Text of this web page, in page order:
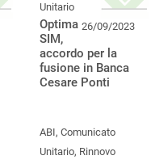
Unitario
26/09/2023
Optima
SIM,
accordo per la
fusione in Banca
Cesare Ponti
ABI, Comunicato
Unitario, Rinnovo